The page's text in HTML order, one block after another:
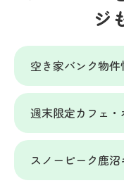
ジ
空き家バンク物件
週末限定カフェ
スノーピーク鹿